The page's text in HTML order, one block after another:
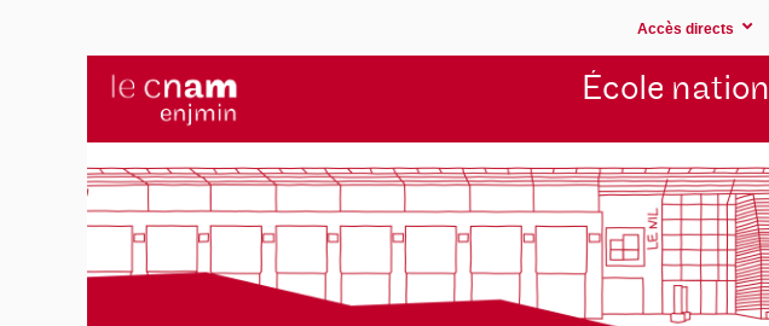
Accès directs
École nation